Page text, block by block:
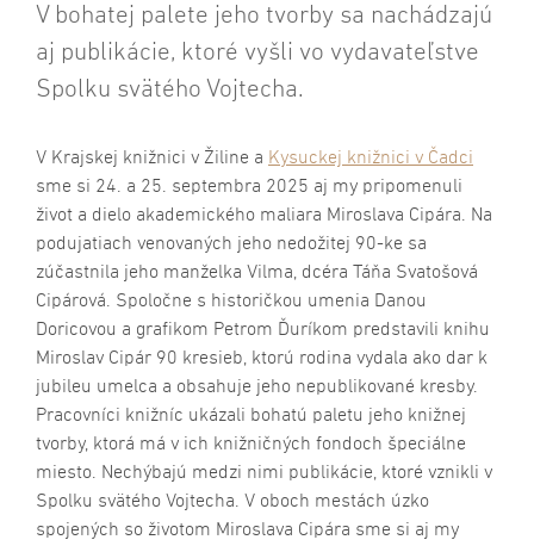
V bohatej palete jeho tvorby sa nachádzajú
aj publikácie, ktoré vyšli vo vydavateľstve
Spolku svätého Vojtecha.
V Krajskej knižnici v Žiline a Kysuckej knižnici v Čadci
sme si 24. a 25. septembra 2025 aj my pripomenuli
život a dielo akademického maliara Miroslava Cipára. Na
podujatiach venovaných jeho nedožitej 90-ke sa
zúčastnila jeho manželka Vilma, dcéra Táňa Svatošová
Cipárová. Spoločne s historičkou umenia Danou
Doricovou a grafikom Petrom Ďuríkom predstavili knihu
Miroslav Cipár 90 kresieb, ktorú rodina vydala ako dar k
jubileu umelca a obsahuje jeho nepublikované kresby.
Pracovníci knižníc ukázali bohatú paletu jeho knižnej
tvorby, ktorá má v ich knižničných fondoch špeciálne
miesto. Nechýbajú medzi nimi publikácie, ktoré vznikli v
Spolku svätého Vojtecha. V oboch mestách úzko
spojených so životom Miroslava Cipára sme si aj my